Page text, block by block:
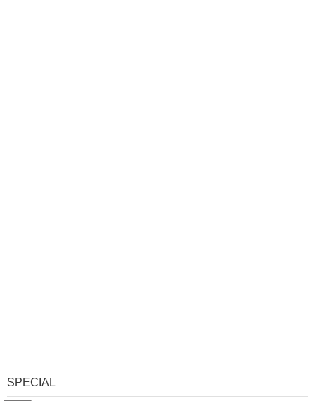
SPECIAL